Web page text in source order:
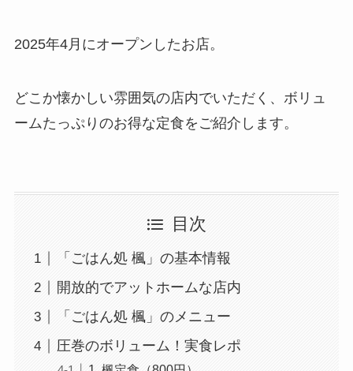
2025年4月にオープンしたお店。
どこか懐かしい雰囲気の店内でいただく、ボリュ
ームたっぷりのお得な定食をご紹介します。
目次
「ごはん処 楓」の基本情報
開放的でアットホームな店内
「ごはん処 楓」のメニュー
圧巻のボリューム！実食レポ